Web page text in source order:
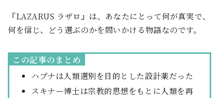
『LAZARUS ラザロ』は、あなたにとって何が真実で、
何を信じ、どう選ぶのかを問いかける物語なのです。
この記事のまとめ
ハプナは人類選別を目的とした設計薬だった
スキナー博士は宗教的思想をもとに人類を再